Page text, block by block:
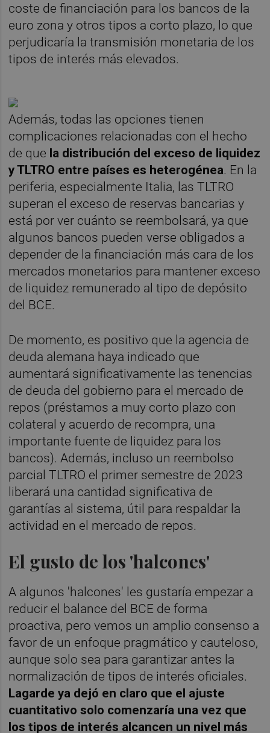
coste de financiación para los bancos de la
euro zona y otros tipos a corto plazo, lo que
perjudicaría la transmisión monetaria de los
tipos de interés más elevados.
Además, todas las opciones tienen
complicaciones relacionadas con el hecho
de que la distribución del exceso de liquidez
y TLTRO entre países es heterogénea. En la
periferia, especialmente Italia, las TLTRO
superan el exceso de reservas bancarias y
está por ver cuánto se reembolsará, ya que
algunos bancos pueden verse obligados a
depender de la financiación más cara de los
mercados monetarios para mantener exceso
de liquidez remunerado al tipo de depósito
del BCE.
De momento, es positivo que la agencia de
deuda alemana haya indicado que
aumentará significativamente las tenencias
de deuda del gobierno para el mercado de
repos (préstamos a muy corto plazo con
colateral y acuerdo de recompra, una
importante fuente de liquidez para los
bancos). Además, incluso un reembolso
parcial TLTRO el primer semestre de 2023
liberará una cantidad significativa de
garantías al sistema, útil para respaldar la
actividad en el mercado de repos.
El gusto de los 'halcones'
A algunos 'halcones' les gustaría empezar a
reducir el balance del BCE de forma
proactiva, pero vemos un amplio consenso a
favor de un enfoque pragmático y cauteloso,
aunque solo sea para garantizar antes la
normalización de tipos de interés oficiales.
Lagarde ya dejó en claro que el ajuste
cuantitativo solo comenzaría una vez que
los tipos de interés alcancen un nivel más